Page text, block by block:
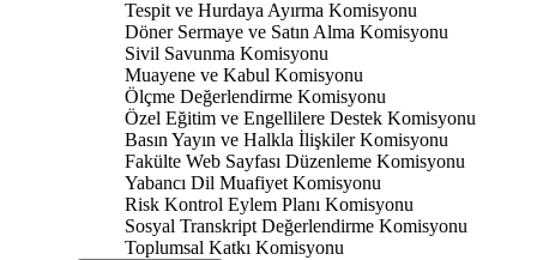
Tespit ve Hurdaya Ayırma Komisyonu
Döner Sermaye ve Satın Alma Komisyonu
Sivil Savunma Komisyonu
Muayene ve Kabul Komisyonu
Ölçme Değerlendirme Komisyonu
Özel Eğitim ve Engellilere Destek Komisyonu
Basın Yayın ve Halkla İlişkiler Komisyonu
Fakülte Web Sayfası Düzenleme Komisyonu
Yabancı Dil Muafiyet Komisyonu
Risk Kontrol Eylem Planı Komisyonu
Sosyal Transkript Değerlendirme Komisyonu
Toplumsal Katkı Komisyonu